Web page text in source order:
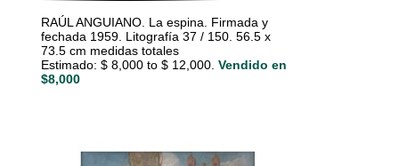
RAÚL ANGUIANO. La espina. Firmada y
fechada 1959. Litografía 37 / 150. 56.5 x
73.5 cm medidas totales
Estimado: $ 8,000 to $ 12,000. Vendido en
$8,000